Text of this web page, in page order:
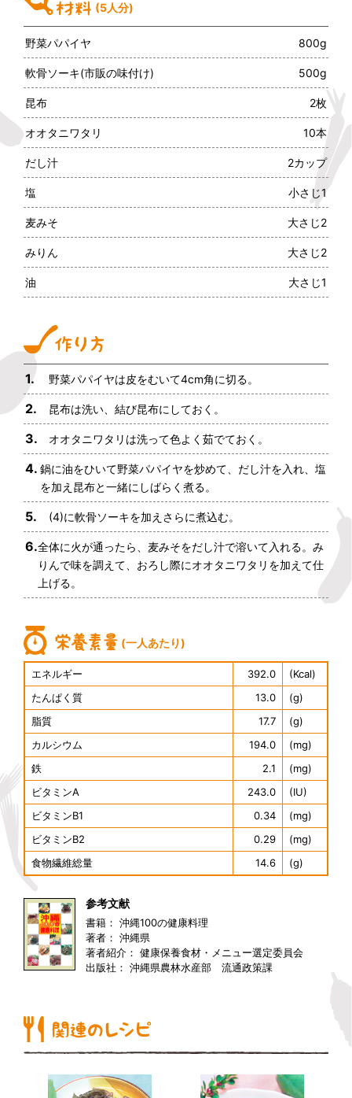
(5人分)
野菜パパイヤ 800g
軟骨ソーキ(市販の味付け) 500g
昆布 2枚
オオタニワタリ 10本
だし汁 2カップ
塩 小さじ1
麦みそ 大さじ2
みりん 大さじ2
油 大さじ1
1. 野菜パパイヤは皮をむいて4cm角に切る。
2. 昆布は洗い、結び昆布にしておく。
3. オオタニワタリは洗って色よく茹でておく。
4. 鍋に油をひいて野菜パパイヤを炒めて、だし汁を入れ、塩
を加え昆布と一緒にしばらく煮る。
5. (4)に軟骨ソーキを加えさらに煮込む。
6.全体に火が通ったら、麦みそをだし汁で溶いて入れる。み
りんで味を調えて、おろし際にオオタニワタリを加えて仕
上げる。
(一人あたり)
エネルギー 392.0
(Kcal)
たんぱく質
13.0
(g)
脂質
17.7
(g)
カルシウム
194.0
(mg)
鉄
2.1
(mg)
ビタミンA
243.0
(IU)
ビタミンB1
0.34
(mg)
ビタミンB2
0.29
(mg)
食物繊維総量
14.6 (g)
参考文献
書籍： 沖縄100の健康料理
著者： 沖縄県
著者紹介： 健康保養食材・メニュー選定委員会
出版社： 沖縄県農林水産部 流通政策課